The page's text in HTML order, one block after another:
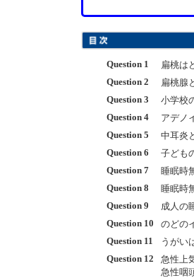
Question 1
扁桃は
Question 2
扁桃腺
Question 3
小学校
Question 4
アデノ
Question 5
中耳炎
Question 6
子ども
Question 7
睡眠時
Question 8
睡眠時
Question 9
成人の
Question 10
のどの
Question 11
うがい
Question 12
急性上
急性咽